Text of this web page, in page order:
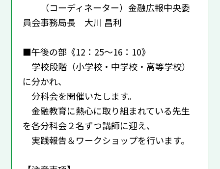
（コーディネーター）金融広報中央委
員会事務局長 大川 昌利
■午後の部《12：25～16：10》
学校段階（小学校・中学校・高等学校）
に分かれ、
分科会を開催いたします。
金融教育に熱心に取り組まれている先生
を各分科会２名ずつ講師に迎え、
実践報告＆ワークショップを行います。